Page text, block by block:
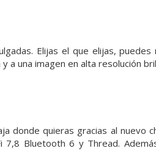
Elijas el que elijas,
a una imagen en alta resolución
donde quieras gracias al nuevo
7,8 Bluetooth 6 y Thread.